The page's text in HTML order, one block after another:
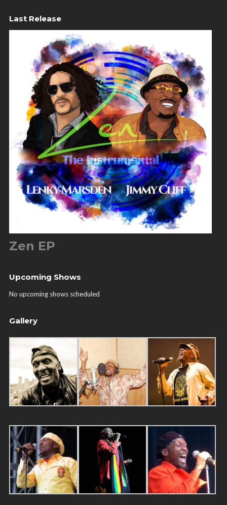
Last Release
Zen EP
Upcoming Shows
No upcoming shows scheduled
Gallery